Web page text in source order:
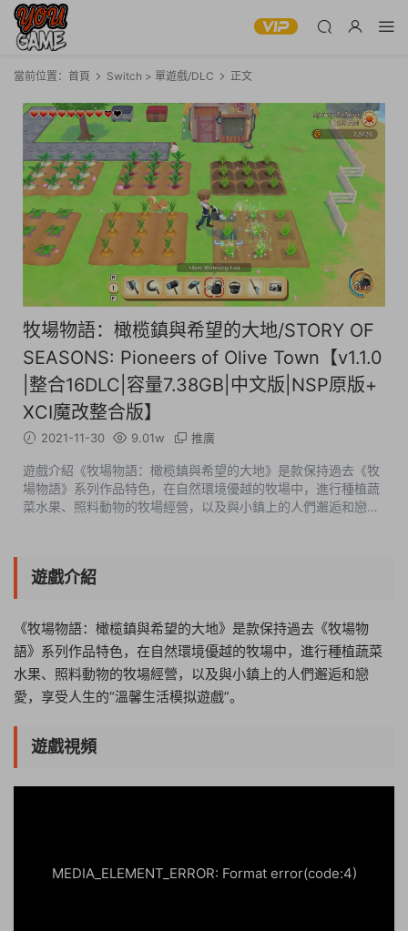
當前位置： 首頁 Switch > 單遊戲/DLC 正文
牧場物語：橄榄鎮與希望的大地/STORY OF
SEASONS: Pioneers of Olive Town【v1.1.0
|整合16DLC|容量7.38GB|中文版|NSP原版+
XCI魔改整合版】
2021-11-30 9.01w 推廣
遊戲介紹《牧場物語：橄榄鎮與希望的大地》是款保持過去《牧
場物語》系列作品特色，在自然環境優越的牧場中，進行種植蔬
菜水果、照料動物的牧場經營，以及與小鎮上的人們邂逅和戀
遊戲介紹
《牧場物語：橄榄鎮與希望的大地》是款保持過去《牧場物
語》系列作品特色，在自然環境優越的牧場中，進行種植蔬菜
水果、照料動物的牧場經營，以及與小鎮上的人們邂逅和戀
愛，享受人生的“溫馨生活模拟遊戲”。
遊戲視頻
MEDIA_ELEMENT_ERROR: Format error(code:4)